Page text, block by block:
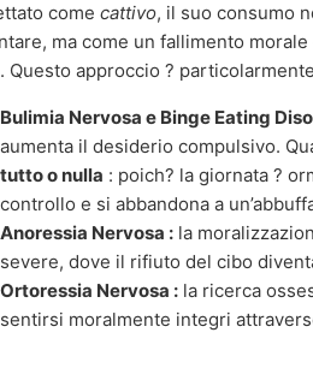
come cattivo, il suo consumo
ma come un fallimento
. Questo approccio ?
Bulimia Nervosa e Binge Eating
aumenta il desiderio compulsivo.
tutto o nulla : poich? la giornata ?
controllo e si abbandona a
Anoressia Nervosa : la
severe, dove il rifiuto del cibo
Ortoressia Nervosa : la ricerca
sentirsi moralmente integri